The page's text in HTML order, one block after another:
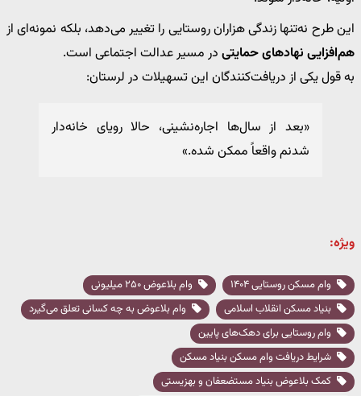
این طرح نه‌تنها زندگی هزاران روستایی را تغییر می‌دهد، بلکه نمونه‌ای از
هم‌افزایی نهادهای حمایتی در مسیر عدالت اجتماعی است.
به قول یکی از دریافت‌کنندگان این تسهیلات در لرستان:
«بعد از سال‌ها اجاره‌نشینی، حالا رویای خانه‌دار
شدنم واقعاً ممکن شده.»
ویژه:
وام مسکن روستایی ۱۴۰۴
وام بلاعوض ۲۵۰ میلیونی
بنیاد مسکن انقلاب اسلامی
وام بلاعوض به چه کسانی تعلق می‌گیرد
وام روستایی برای دهک‌های پایین
شرایط دریافت وام مسکن بنیاد مسکن
کمک بلاعوض بنیاد مستضعفان و بهزیستی